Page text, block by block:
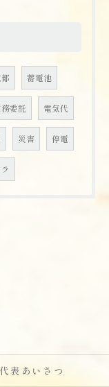
蓄電池
委託 電気代
災害 停電
代表あいさつ